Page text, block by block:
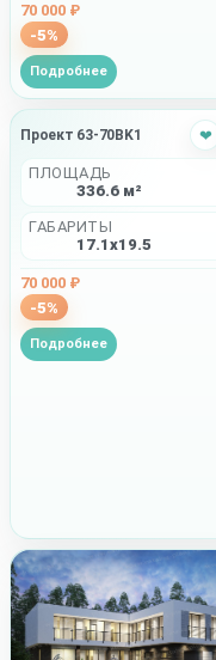
70 000 ₽
-5%
Подробнее
Проект 63-70BK1 ❤
ПЛОЩАДЬ
336.6 м²
ГАБАРИТЫ
17.1x19.5
70 000 ₽
-5%
Подробнее